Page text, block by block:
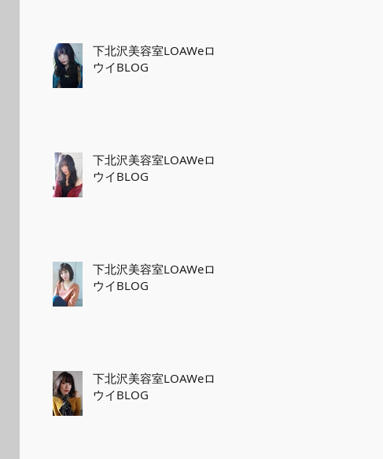
下北沢美容室LOAWeロ
ウイBLOG
下北沢美容室LOAWeロ
ウイBLOG
下北沢美容室LOAWeロ
ウイBLOG
下北沢美容室LOAWeロ
ウイBLOG